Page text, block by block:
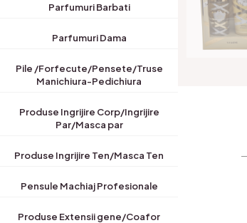
Parfumuri Barbati
Parfumuri Dama
Pile /Forfecute/Pensete/Truse
Manichiura-Pedichiura
Produse Ingrijire Corp/Ingrijire
Par/Masca par
Produse Ingrijire Ten/Masca Ten
Pensule Machiaj Profesionale
Produse Extensii gene/Coafor